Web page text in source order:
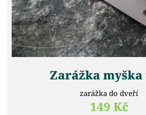
Zarážka myška
zarážka do dveří
149 Kč